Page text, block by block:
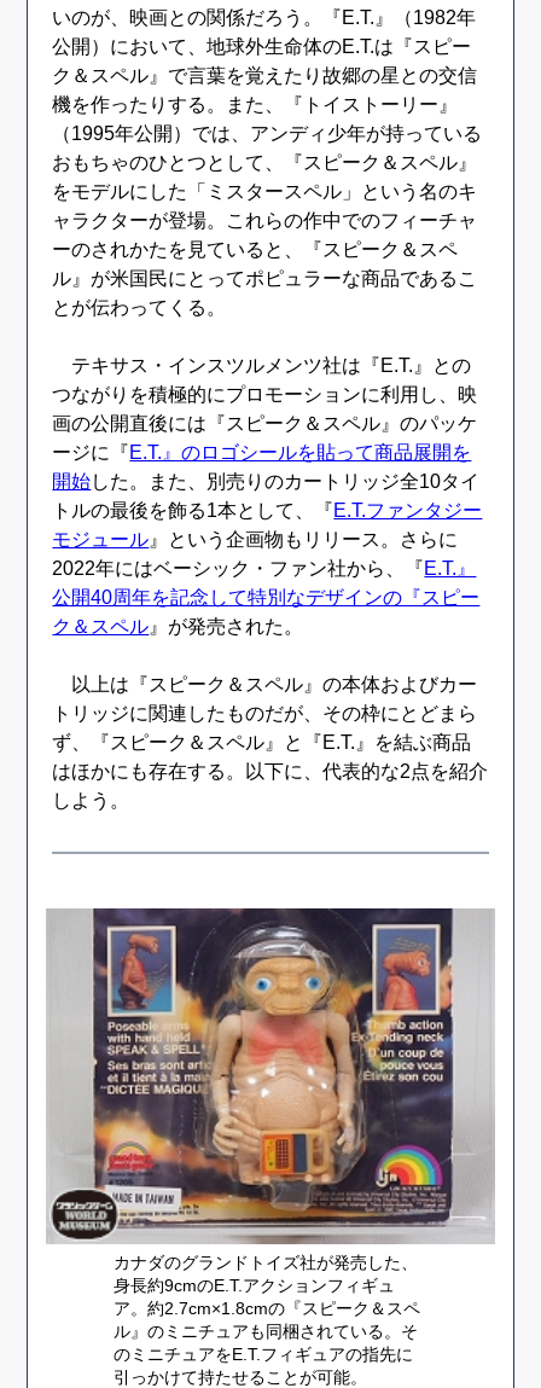
いのが、映画との関係だろう。『E.T.』（1982年
公開）において、地球外生命体のE.T.は『スピー
ク＆スペル』で言葉を覚えたり故郷の星との交信
機を作ったりする。また、『トイストーリー』
（1995年公開）では、アンディ少年が持っている
おもちゃのひとつとして、『スピーク＆スペル』
をモデルにした「ミスタースペル」という名のキ
ャラクターが登場。これらの作中でのフィーチャ
ーのされかたを見ていると、『スピーク＆スペ
ル』が米国民にとってポピュラーな商品であるこ
とが伝わってくる。
テキサス・インスツルメンツ社は『E.T.』との
つながりを積極的にプロモーションに利用し、映
画の公開直後には『スピーク＆スペル』のパッケ
ージに『E.T.』のロゴシールを貼って商品展開を
開始した。また、別売りのカートリッジ全10タイ
トルの最後を飾る1本として、『E.T.ファンタジー
モジュール 』という企画物もリリース。さらに
2022年にはベーシック・ファン社から、『E.T.』
公開40周年を記念して特別なデザインの『スピー
ク＆スペル 』が発売された。
以上は『スピーク＆スペル』の本体およびカー
トリッジに関連したものだが、その枠にとどまら
ず、『スピーク＆スペル』と『E.T.』を結ぶ商品
はほかにも存在する。以下に、代表的な2点を紹介
しよう。
カナダのグランドトイズ社が発売した、
身長約9cmのE.T.アクションフィギュ
ア。約2.7cm×1.8cmの『スピーク＆スペ
ル』のミニチュアも同梱されている。そ
のミニチュアをE.T.フィギュアの指先に
引っかけて持たせることが可能。